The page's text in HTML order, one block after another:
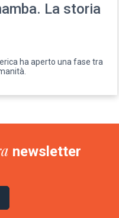
La storia
ha aperto una fase tra
newsletter